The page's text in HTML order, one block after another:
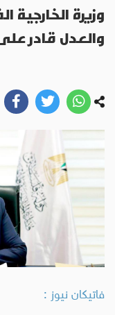
وزيرة
والعدل قادر
فاتيكان نيوز :